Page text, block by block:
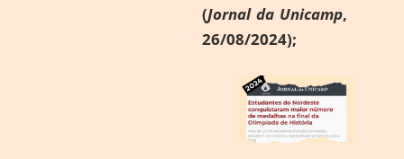
(Jornal da Unicamp,
26/08/2024);